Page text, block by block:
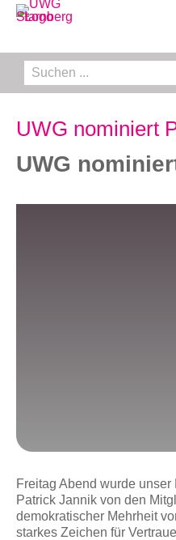
Zum
Inhalt
Suche
nach:
UWG nominiert
UWG
Freitag Abend wurde
Patrick Jannik von den
demokratischer Mehrheit
starkes Zeichen für